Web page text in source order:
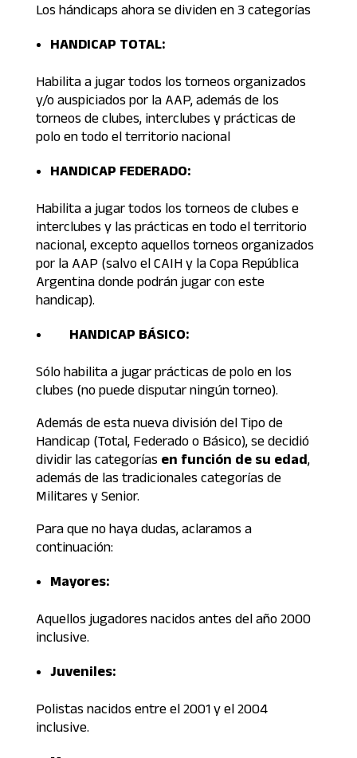
Los hándicaps ahora se dividen en 3 categorías
HANDICAP TOTAL:
Habilita a jugar todos los torneos organizados
y/o auspiciados por la AAP, además de los
torneos de clubes, interclubes y prácticas de
polo en todo el territorio nacional
HANDICAP FEDERADO:
Habilita a jugar todos los torneos de clubes e
interclubes y las prácticas en todo el territorio
nacional, excepto aquellos torneos organizados
por la AAP (salvo el CAIH y la Copa República
Argentina donde podrán jugar con este
handicap).
HANDICAP BÁSICO:
Sólo habilita a jugar prácticas de polo en los
clubes (no puede disputar ningún torneo).
Además de esta nueva división del Tipo de
Handicap (Total, Federado o Básico), se decidió
dividir las categorías en función de su edad,
además de las tradicionales categorías de
Militares y Senior.
Para que no haya dudas, aclaramos a
continuación:
Mayores:
Aquellos jugadores nacidos antes del año 2000
inclusive.
Juveniles:
Polistas nacidos entre el 2001 y el 2004
inclusive.